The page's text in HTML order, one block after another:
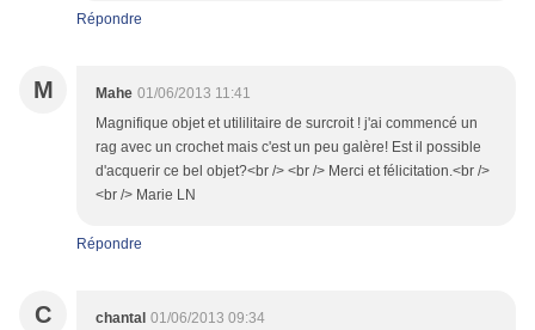
Répondre
M Mahe 01/06/2013 11:41
Magnifique objet et utililitaire de surcroit ! j'ai commencé un
rag avec un crochet mais c'est un peu galère! Est il possible
d'acquerir ce bel objet?<br /> <br /> Merci et félicitation.<br />
<br /> Marie LN
Répondre
C chantal 01/06/2013 09:34